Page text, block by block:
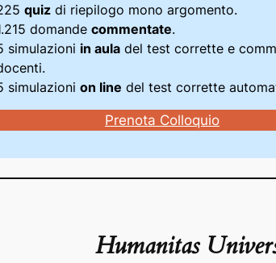
quizdi riepilogo mono argomento.
domande commentate.
simulazioni in auladel test corrette e
simulazioni on line del test corrette
Prenota Colloquio
Humanitas